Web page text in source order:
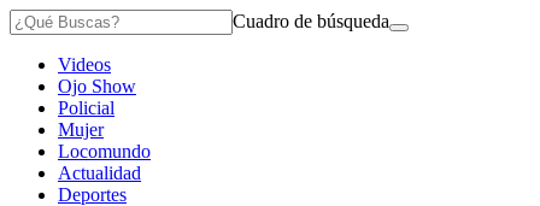
Cuadro de búsqueda
Videos
Ojo Show
Policial
Mujer
Locomundo
Actualidad
Deportes